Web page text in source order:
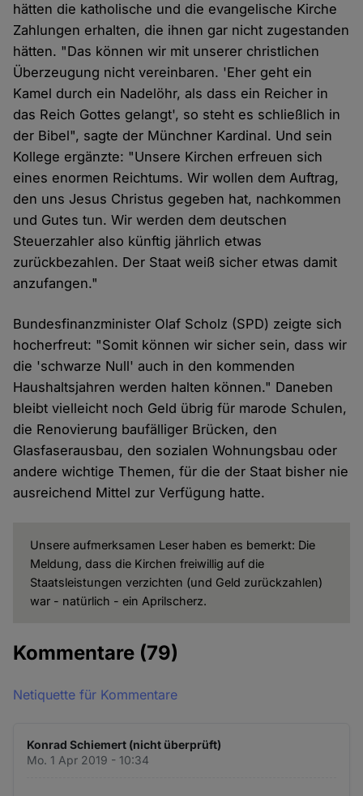
hätten die katholische und die evangelische Kirche
Zahlungen erhalten, die ihnen gar nicht zugestanden
hätten. "Das können wir mit unserer christlichen
Überzeugung nicht vereinbaren. 'Eher geht ein
Kamel durch ein Nadelöhr, als dass ein Reicher in
das Reich Gottes gelangt', so steht es schließlich in
der Bibel", sagte der Münchner Kardinal. Und sein
Kollege ergänzte: "Unsere Kirchen erfreuen sich
eines enormen Reichtums. Wir wollen dem Auftrag,
den uns Jesus Christus gegeben hat, nachkommen
und Gutes tun. Wir werden dem deutschen
Steuerzahler also künftig jährlich etwas
zurückbezahlen. Der Staat weiß sicher etwas damit
anzufangen."
Bundesfinanzminister Olaf Scholz (SPD) zeigte sich
hocherfreut: "Somit können wir sicher sein, dass wir
die 'schwarze Null' auch in den kommenden
Haushaltsjahren werden halten können." Daneben
bleibt vielleicht noch Geld übrig für marode Schulen,
die Renovierung baufälliger Brücken, den
Glasfaserausbau, den sozialen Wohnungsbau oder
andere wichtige Themen, für die der Staat bisher nie
ausreichend Mittel zur Verfügung hatte.
Unsere aufmerksamen Leser haben es bemerkt: Die
Meldung, dass die Kirchen freiwillig auf die
Staatsleistungen verzichten (und Geld zurückzahlen)
war - natürlich - ein Aprilscherz.
Kommentare (79)
Netiquette für Kommentare
Konrad Schiemert (nicht überprüft)
Mo. 1 Apr 2019 - 10:34